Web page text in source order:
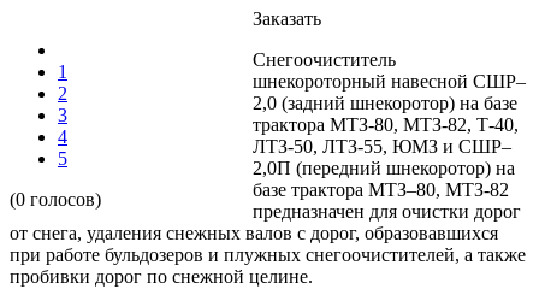
1
2
3
4
5
(0 голосов)
Заказать
Снегоочиститель
шнекороторный навесной СШР–
2,0 (задний шнекоротор) на базе
трактора МТЗ-80, МТЗ-82, Т-40,
ЛТЗ-50, ЛТЗ-55, ЮМЗ и СШР–
2,0П (передний шнекоротор) на
базе трактора МТЗ–80, МТЗ-82
предназначен для очистки дорог
от снега, удаления снежных валов с дорог, образовавшихся
при работе бульдозеров и плужных снегоочистителей, а также
пробивки дорог по снежной целине.